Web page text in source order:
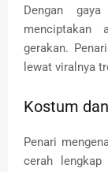
Dengan
menciptakan
gerakan.
lewat viralnya
Kostum
Penari
cerah lengkap